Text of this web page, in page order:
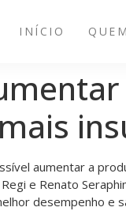
INÍCIO
aumentar a
e Renato
desempenho e